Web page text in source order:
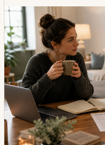
une fois le moment passé.
fleuristes façonnent à la fois
émotionnelle d'un mariage.